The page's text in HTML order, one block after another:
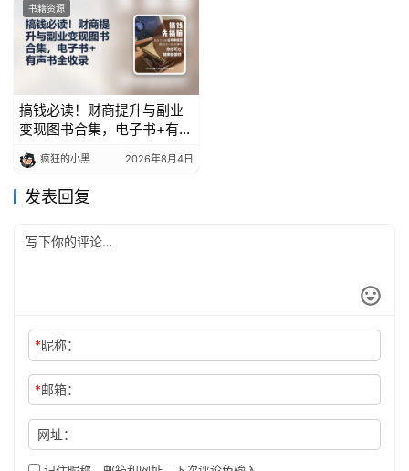
书籍资源
搞钱必读！财商提升与副业
变现图书合集，电子书+有声
疯狂的小黑 2026年8月4日
发表回复
*昵称：
*邮箱：
网址：